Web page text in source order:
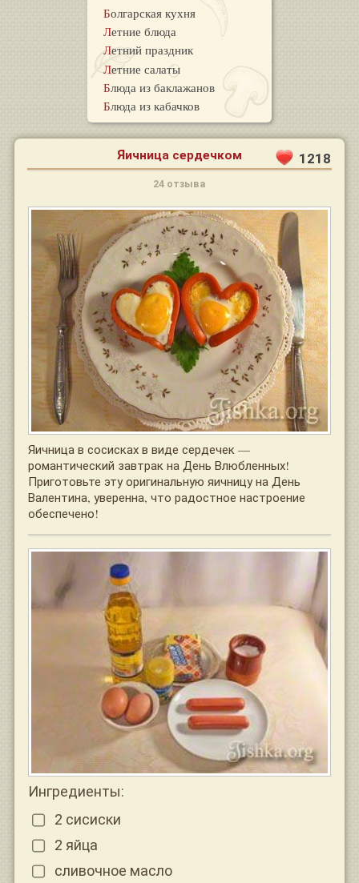
Болгарская кухня
Летние блюда
Летний праздник
Летние салаты
Блюда из баклажанов
Блюда из кабачков
Яичница сердечком 1218
24 отзыва
Яичница в сосисках в виде сердечек —
романтический завтрак на День Влюбленных!
Приготовьте эту оригинальную яичницу на День
Валентина, уверенна, что радостное настроение
обеспечено!
Ингредиенты:
2 сисиски
2 яйца
сливочное масло